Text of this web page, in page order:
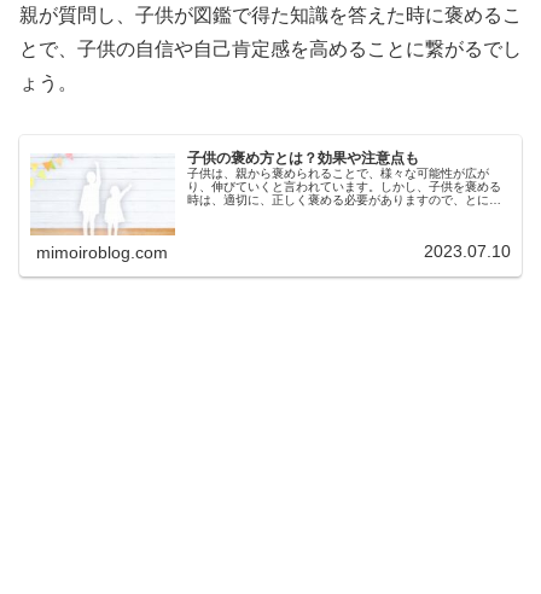
親が質問し、子供が図鑑で得た知識を答えた時に褒めるこ
とで、子供の自信や自己肯定感を高めることに繋がるでし
ょう。
子供の褒め方とは？効果や注意点も
子供は、親から褒められることで、様々な可能性が広が
り、伸びていくと言われています。しかし、子供を褒める
時は、適切に、正しく褒める必要がありますので、とにか
mimoiroblog.com 2023.07.10